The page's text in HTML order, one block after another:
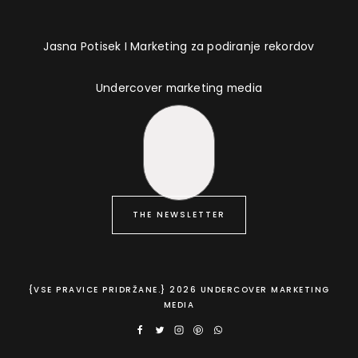
Jasna Potisek I Marketing za podiranje rekordov
Undercover marketing media
THE NEWSLETTER
{VSE PRAVICE PRIDRŽANE.} 2026 UNDERCOVER MARKETING
MEDIA